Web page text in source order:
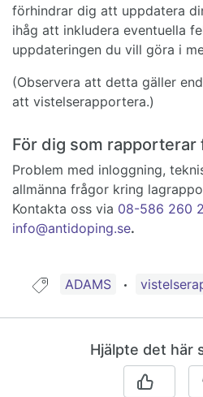
förhindrar dig att uppdatera
ihåg att inkludera eventuella
uppdateringen du vill göra i
(Observera att detta gäller
att vistelserapportera.)
För dig som rapporterar
Problem med inloggning,
allmänna frågor kring
Kontakta oss via 08-586 260
info@antidoping.se.
Guide taggad med:
ADAMS
Hjälpte det här